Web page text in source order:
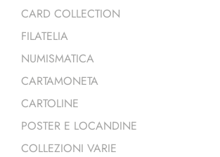
CARD COLLECTION
FILATELIA
NUMISMATICA
CARTAMONETA
CARTOLINE
POSTER E LOCANDINE
COLLEZIONI VARIE